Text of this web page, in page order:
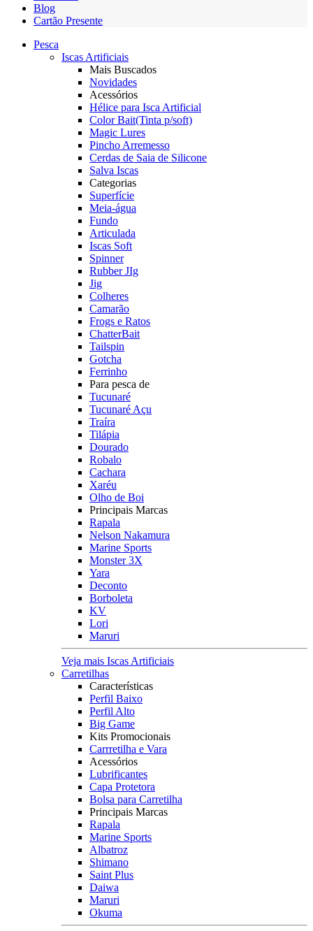
Blog
Cartão Presente
Pesca
Iscas Artificiais
Mais Buscados
Novidades
Acessórios
Hélice para Isca Artificial
Color Bait(Tinta p/soft)
Magic Lures
Pincho Arremesso
Cerdas de Saia de Silicone
Salva Iscas
Categorias
Superfície
Meia-água
Fundo
Articulada
Iscas Soft
Spinner
Rubber JIg
Jig
Colheres
Camarão
Frogs e Ratos
ChatterBait
Tailspin
Gotcha
Ferrinho
Para pesca de
Tucunaré
Tucunaré Açu
Traíra
Tilápia
Dourado
Robalo
Cachara
Xaréu
Olho de Boi
Principais Marcas
Rapala
Nelson Nakamura
Marine Sports
Monster 3X
Yara
Deconto
Borboleta
KV
Lori
Maruri
Veja mais Iscas Artificiais
Carretilhas
Características
Perfil Baixo
Perfil Alto
Big Game
Kits Promocionais
Carrretilha e Vara
Acessórios
Lubrificantes
Capa Protetora
Bolsa para Carretilha
Principais Marcas
Rapala
Marine Sports
Albatroz
Shimano
Saint Plus
Daiwa
Maruri
Okuma